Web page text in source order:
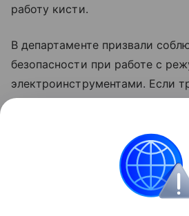
работу кисти.
В департаменте призвали
безопасности при работе с
электроинструментами. Если
необходимо сразу обращаться